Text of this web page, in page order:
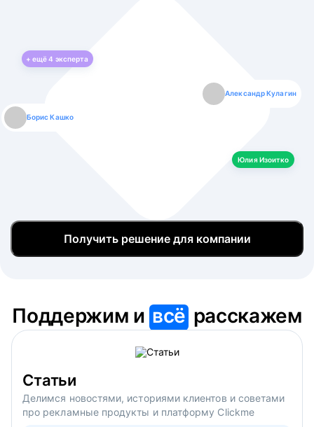
+ ещё4 эксперта
Борис Кашко
Александр Кулагин
Юлия Изоитко
Юлия Изоитко
Даниил Макаров
Александр Кулагин
Екатерина Лазаренко
Даниил Макаров
Борис Кашко
Екатерина Лазаренко
Юлия Изоитко
Получить решение для компании
Поддержим ивсё расскажем
Статьи
Делимся новостями, историями клиентов и советами
про рекламные продукты и платформу Clickme